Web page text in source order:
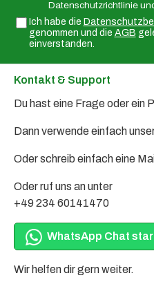
Datenschutzrichtlinie
Ich habe die
genommen und die AGB
einverstanden.
Kontakt & Support
Du hast eine Frage oder ein
Dann verwende einfach
Oder schreib einfach eine
Oder ruf uns an unter
+49 234 60141470
WhatsApp Chat
Wir helfen dir gern weiter.